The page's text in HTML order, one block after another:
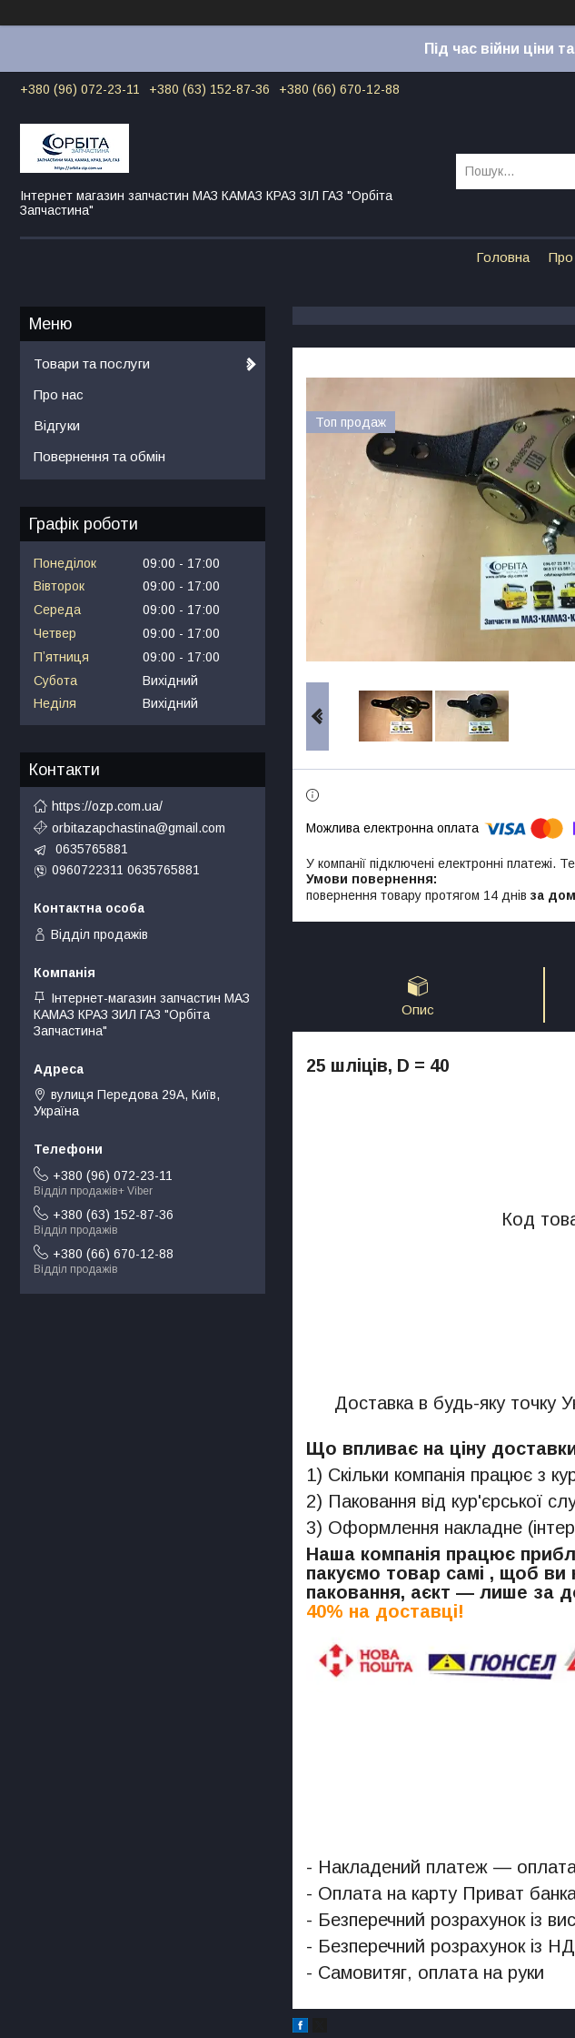
Під час війни ціни
+380 (96) 072-23-11 +380 (63) 152-87-36 +380 (66) 670-12-88
Інтернет магазин запчастин МАЗ КАМАЗ КРАЗ ЗІЛ ГАЗ "Орбіта
Запчастина"
Головна Про
Топ продаж
У компанії підключені електронні
повернення товару протягом 14 днів за
Опис
25 шліців, D = 40
Код
Доставка в будь-яку точку
Що впливає на ціну
1) Скільки компанія працює з
2) Паковання від кур'єрської
3) Оформлення накладне
Наша компанія працює
пакуємо товар самі , щоб ви
паковання, аєкт — лише за
40% на доставці!
- Накладений платеж — оплата
- Оплата на карту Приват
- Безперечний розрахунок із
- Безперечний розрахунок із
- Самовитяг, оплата на руки
Товари та послуги
Про нас
Відгуки
Повернення та обмін
Графік роботи
Понеділок 09:00
17:00
Вівторок
09:00
17:00
Середа
09:00
17:00
Четвер
09:00
17:00
Пʼятниця
09:00
17:00
Субота
Вихідний
Неділя
Вихідний
Контакти
https://ozp.com.ua/
orbitazapchastina@gmail.com
0635765881
0960722311 0635765881
Відділ продажів
Інтернет-магазин запчастин МАЗ
КАМАЗ КРАЗ ЗИЛ ГАЗ "Орбіта
Запчастина"
вулиця Передова 29А, Київ,
Україна
+380 (96) 072-23-11
Відділ продажів+ Viber
+380 (63) 152-87-36
Відділ продажів
+380 (66) 670-12-88
Відділ продажів